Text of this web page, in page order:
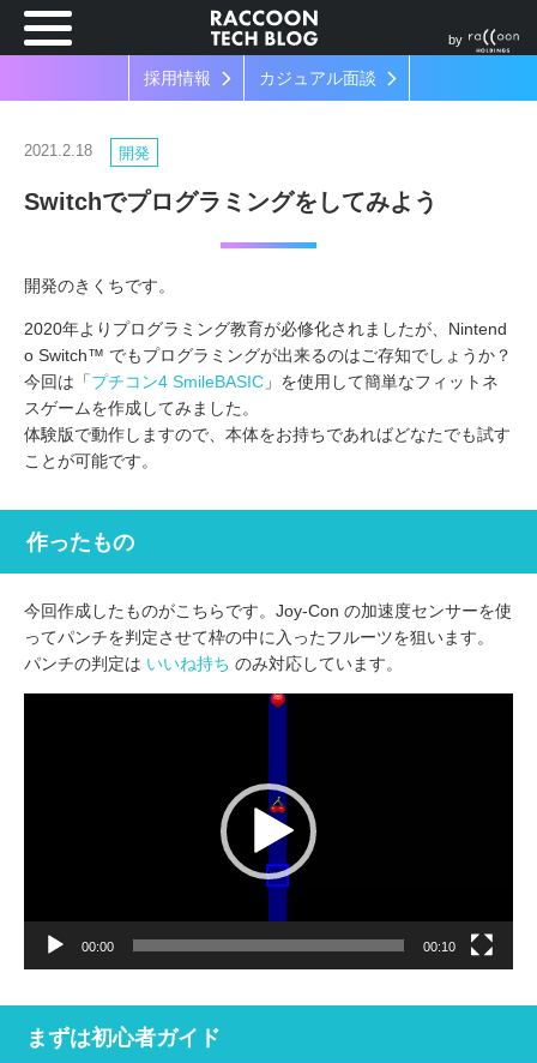
by
採用情報 カジュアル面談
2021.2.18 開発
Switchでプログラミングをしてみよう
開発のきくちです。
2020年よりプログラミング教育が必修化されましたが、Nintend
o Switch™ でもプログラミングが出来るのはご存知でしょうか？
今回は「プチコン4 SmileBASIC 」を使用して簡単なフィットネ
スゲームを作成してみました。
体験版で動作しますので、本体をお持ちであればどなたでも試す
ことが可能です。
作ったもの
今回作成したものがこちらです。Joy-Con の加速度センサーを使
ってパンチを判定させて枠の中に入ったフルーツを狙います。
パンチの判定は いいね持ち のみ対応しています。
00:00 00:10
まずは初心者ガイド